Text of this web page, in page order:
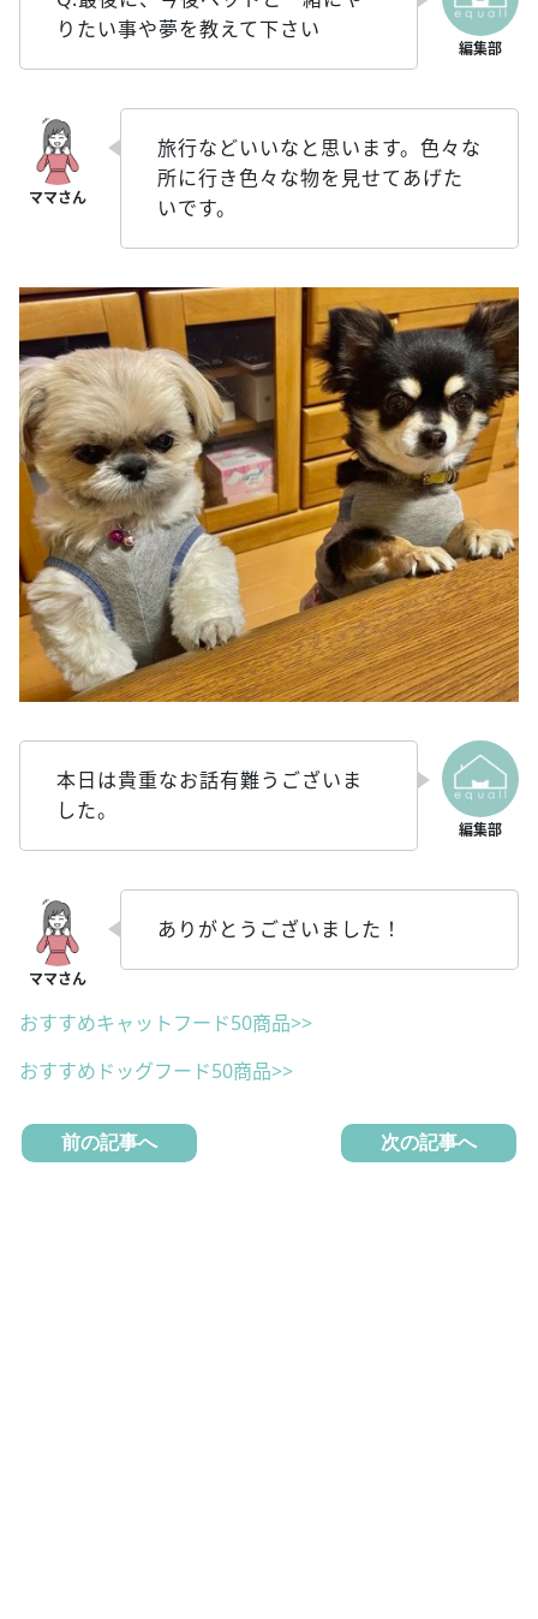
りたい事や夢を教えて下さい
旅行などいいなと思います。色々な
所に行き色々な物を見せてあげた
いです。
本日は貴重なお話有難うございま
した。
ありがとうございました！
おすすめキャットフード50商品>>
おすすめドッグフード50商品>>
前の記事へ 次の記事へ